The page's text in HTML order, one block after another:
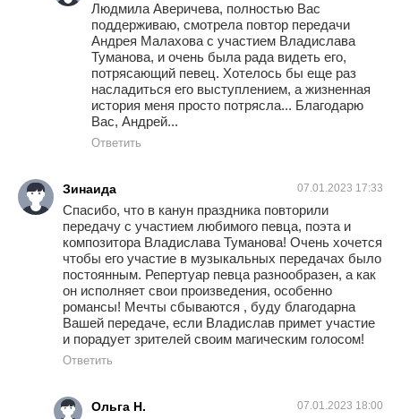
Людмила Аверичева, полностью Вас
поддерживаю, смотрела повтор передачи
Андрея Малахова с участием Владислава
Туманова, и очень была рада видеть его,
потрясающий певец. Хотелось бы еще раз
насладиться его выступлением, а жизненная
история меня просто потрясла... Благодарю
Вас, Андрей...
Ответить
Зинаида 07.01.2023 17:33
Спасибо, что в канун праздника повторили
передачу с участием любимого певца, поэта и
композитора Владислава Туманова! Очень хочется
чтобы его участие в музыкальных передачах было
постоянным. Репертуар певца разнообразен, а как
он исполняет свои произведения, особенно
романсы! Мечты сбываются , буду благодарна
Вашей передаче, если Владислав примет участие
и порадует зрителей своим магическим голосом!
Ответить
Ольга Н. 07.01.2023 18:00